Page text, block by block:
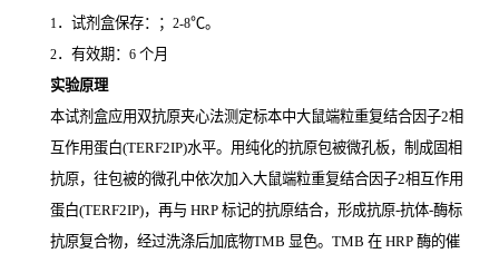
1．试剂盒保存：； 2-8℃。
2．有效期： 6 个月
实验原理
本试剂盒应用双抗原夹心法测定标本中大鼠端粒重复结合因子2相
互作用蛋白(TERF2IP)水平。用纯化的抗原包被微孔板，制成固相
抗原，往包被的微孔中依次加入大鼠端粒重复结合因子2相互作用
蛋白(TERF2IP)，再与 HRP 标记的抗原结合，形成抗原-抗体-酶标
抗原复合物，经过洗涤后加底物TMB 显色。 TMB 在 HRP 酶的催